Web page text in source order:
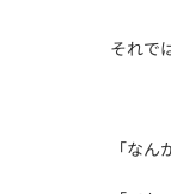
それで
「な